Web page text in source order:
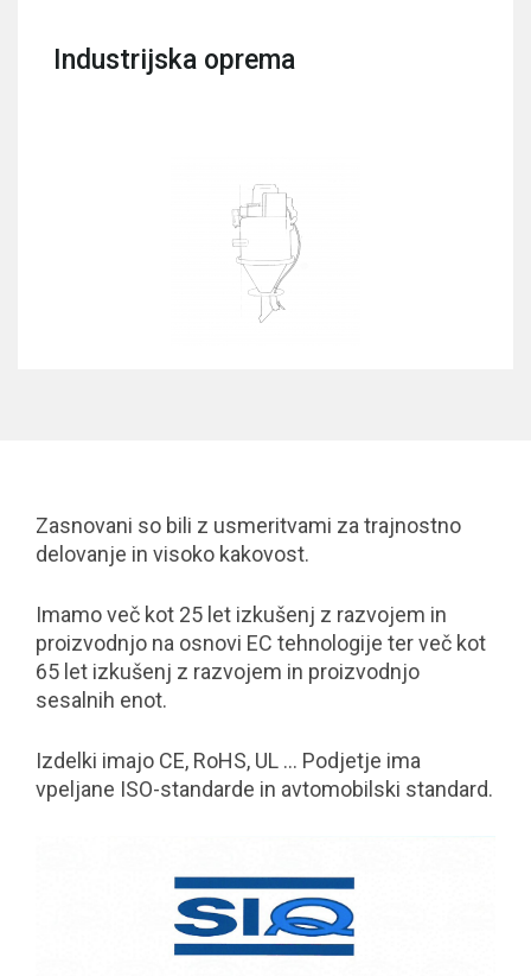
Industrijska oprema
Zasnovani so bili z usmeritvami za trajnostno
delovanje in visoko kakovost.
Imamo več kot 25 let izkušenj z razvojem in
proizvodnjo na osnovi EC tehnologije ter več kot
65 let izkušenj z razvojem in proizvodnjo
sesalnih enot.
Izdelki imajo CE, RoHS, UL … Podjetje ima
vpeljane ISO-standarde in avtomobilski standard.